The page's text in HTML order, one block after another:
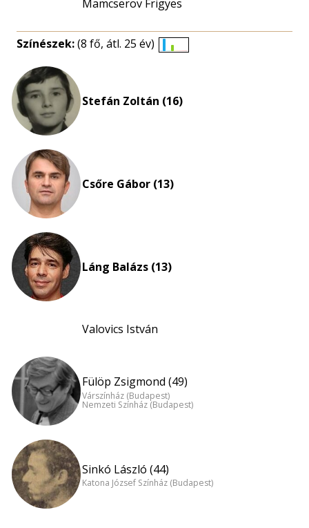
Mamcserov Frigyes
Színészek:(8 fő, átl. 25 év)
Stefán Zoltán (16)
Csőre Gábor (13)
Láng Balázs (13)
Valovics István
Fülöp Zsigmond (49)
Várszínház (Budapest)
Nemzeti Színház (Budapest)
Sinkó László (44)
Katona József Színház (Budapest)